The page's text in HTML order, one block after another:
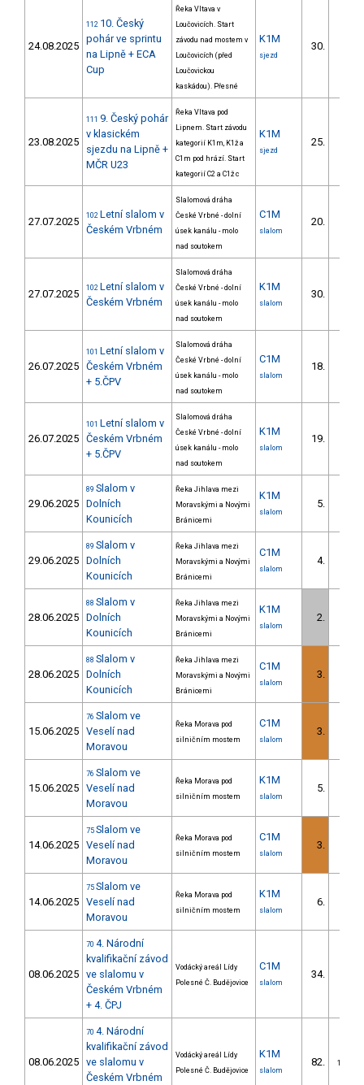
24.08.2025
112 10. Český
pohár ve sprintu
na Lipně + ECA
Cup
Řeka Vltava v
Loučovicích. Start
závodu nad mostem v
Loučovicích (před
Loučovickou
kaskádou). Přesné
K1M
sjezd
30.
23.08.2025
111 9. Český pohár
v klasickém
sjezdu na Lipně +
MČR U23
Řeka Vltava pod
Lipnem. Start závodu
kategorií K1m, K1ž a
C1m pod hrází. Start
kategorií C2 a C1ž c
K1M
sjezd
25.
27.07.2025 102 Letní slalom v
Českém Vrbném
Slalomová dráha
České Vrbné - dolní
úsek kanálu - molo
nad soutokem
C1M
slalom
20.
27.07.2025 102 Letní slalom v
Českém Vrbném
Slalomová dráha
České Vrbné - dolní
úsek kanálu - molo
nad soutokem
K1M
slalom
30.
26.07.2025
101 Letní slalom v
Českém Vrbném
+ 5.ČPV
Slalomová dráha
České Vrbné - dolní
úsek kanálu - molo
nad soutokem
C1M
slalom
18.
26.07.2025
101 Letní slalom v
Českém Vrbném
+ 5.ČPV
Slalomová dráha
České Vrbné - dolní
úsek kanálu - molo
nad soutokem
K1M
slalom
19.
29.06.2025
89 Slalom v
Dolních
Kounicích
Řeka Jihlava mezi
Moravskými a Novými
Bránicemi
K1M
slalom
5.
29.06.2025
89 Slalom v
Dolních
Kounicích
Řeka Jihlava mezi
Moravskými a Novými
Bránicemi
C1M
slalom
4.
28.06.2025
88 Slalom v
Dolních
Kounicích
Řeka Jihlava mezi
Moravskými a Novými
Bránicemi
K1M
slalom
2.
28.06.2025
88 Slalom v
Dolních
Kounicích
Řeka Jihlava mezi
Moravskými a Novými
Bránicemi
C1M
slalom
3.
15.06.2025
76 Slalom ve
Veselí nad
Moravou
Řeka Morava pod
silničním mostem
C1M
slalom
3.
15.06.2025
76 Slalom ve
Veselí nad
Moravou
Řeka Morava pod
silničním mostem
K1M
slalom
5.
14.06.2025
75 Slalom ve
Veselí nad
Moravou
Řeka Morava pod
silničním mostem
C1M
slalom
3.
14.06.2025
75 Slalom ve
Veselí nad
Moravou
Řeka Morava pod
silničním mostem
K1M
slalom
6.
08.06.2025
70 4. Národní
kvalifikační závod
ve slalomu v
Českém Vrbném
+ 4. ČPJ
Vodácký areál Lídy
Polesné Č. Budějovice
C1M
slalom
34.
08.06.2025
70 4. Národní
kvalifikační závod
ve slalomu v
Českém Vrbném
Vodácký areál Lídy
Polesné Č. Budějovice
K1M
slalom
82. 13/DM